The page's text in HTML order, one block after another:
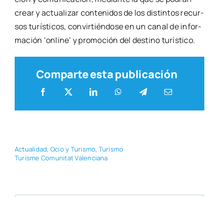
crear y actua­li­zar con­te­ni­dos de los dis­tin­tos recur­
sos turís­ti­cos, con­vir­tién­do­se en un canal de infor­
ma­ción ‘onli­ne’ y pro­mo­ción del des­tino turís­ti­co.
Comparte esta publicación
Actua­li­dad, Ocio y Turis­mo, Turis­mo
Turis­me Comu­ni­tat Valen­cia­na